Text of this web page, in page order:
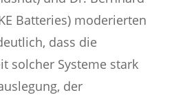
Batteries) moderierten
dass die
solcher Systeme stark
der